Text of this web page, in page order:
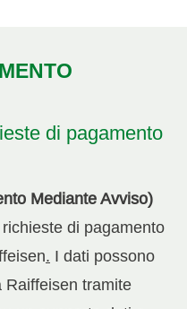
di pagamento
Mediante Avviso)
di pagamento
. I dati possono
Raiffeisen tramite